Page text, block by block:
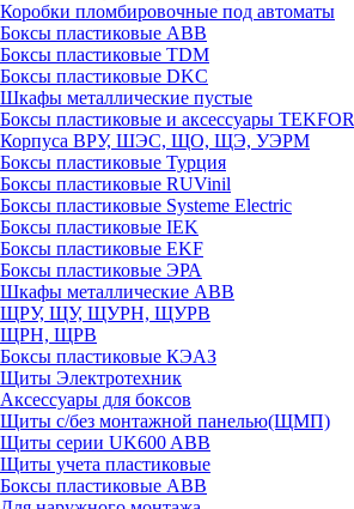
Коробки пломбировочные под автоматы
Боксы пластиковые ABB
Боксы пластиковые TDM
Боксы пластиковые DKC
Шкафы металлические пустые
Боксы пластиковые и аксессуары TEKFOR
Корпуса ВРУ, ШЭС, ЩО, ЩЭ, УЭРМ
Боксы пластиковые Турция
Боксы пластиковые RUVinil
Боксы пластиковые Systeme Electric
Боксы пластиковые IEK
Боксы пластиковые EKF
Боксы пластиковые ЭРА
Шкафы металлические ABB
ЩРУ, ЩУ, ЩУРН, ЩУРВ
ЩРН, ЩРВ
Боксы пластиковые КЭАЗ
Щиты Электротехник
Аксессуары для боксов
Щиты с/без монтажной панелью(ЩМП)
Щиты серии UK600 ABB
Щиты учета пластиковые
Боксы пластиковые ABB